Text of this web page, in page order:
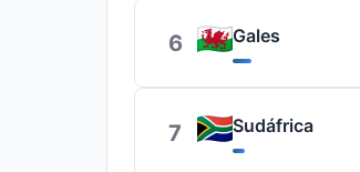
6 Gales
7 Sudáfrica